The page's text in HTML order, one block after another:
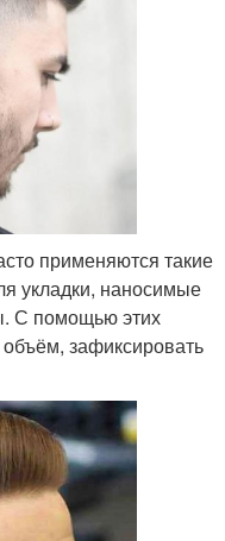
применяются такие
укладки, наносимые
С помощью этих
зафиксировать